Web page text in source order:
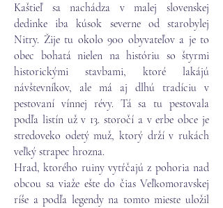
Kaštieľ sa nachádza v malej slovenskej
dedinke iba kúsok severne od starobylej
Nitry. Žije tu okolo 900 obyvateľov a je to
obec bohatá nielen na históriu so štyrmi
historickými stavbami, ktoré lakájú
návštevníkov, ale má aj dlhú tradíciu v
pestovaní vínnej révy. Tá sa tu pestovala
podľa listín už v 13. storočí a v erbe obce je
stredoveko odetý muž, ktorý drží v rukách
veľký strapec hrozna.
Hrad, ktorého ruiny vytŕčajú z pohoria nad
obcou sa viaže ešte do čias Veľkomoravskej
ríše a podľa legendy na tomto mieste uložil